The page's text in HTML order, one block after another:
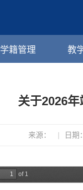
学籍管理 教
关于2026
来源： | 日期